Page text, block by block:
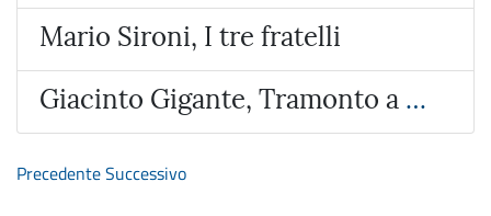
Mario Sironi, I tre fratelli
Giacinto Gigante, Tramonto a Bacoli
PrecedenteSuccessivo